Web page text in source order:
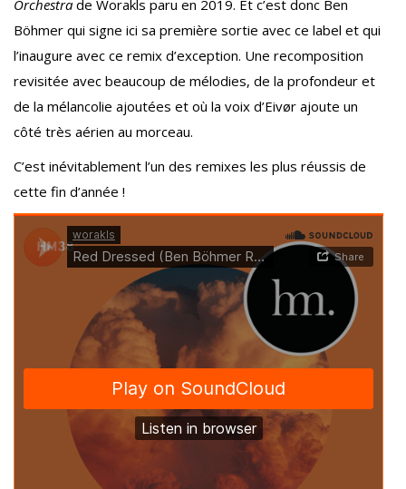
Orchestra de Worakls paru en 2019. Et c’est donc Ben
Böhmer qui signe ici sa première sortie avec ce label et qui
l’inaugure avec ce remix d’exception. Une recomposition
revisitée avec beaucoup de mélodies, de la profondeur et
de la mélancolie ajoutées et où la voix d’Eivør ajoute un
côté très aérien au morceau.
C’est inévitablement l’un des remixes les plus réussis de
cette fin d’année !